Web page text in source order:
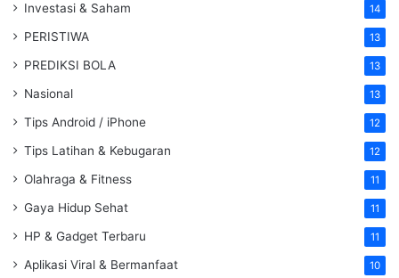
Investasi & Saham 14
PERISTIWA 13
PREDIKSI BOLA 13
Nasional 13
Tips Android / iPhone 12
Tips Latihan & Kebugaran 12
Olahraga & Fitness 11
Gaya Hidup Sehat 11
HP & Gadget Terbaru 11
Aplikasi Viral & Bermanfaat 10